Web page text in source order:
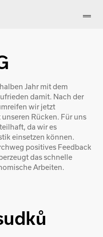
Jahr mit dem
damit. Nach der
wir jetzt
Rücken. Für uns
da wir es
einsetzen können.
positives Feedback
das schnelle
Arbeiten.